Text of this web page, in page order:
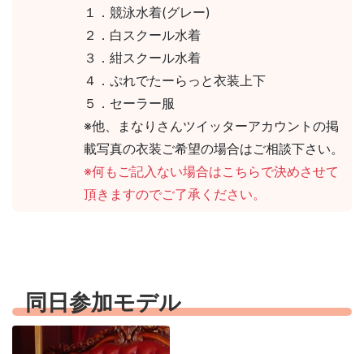
１．競泳水着(グレー)
２．白スクール水着
３．紺スクール水着
４．ぷれでたーらっと衣装上下
５．セーラー服
※他、まなりさんツイッターアカウントの掲
載写真の衣装ご希望の場合はご相談下さい。
※何もご記入ない場合はこちらで決めさせて
頂きますのでご了承ください。
同日参加モデル